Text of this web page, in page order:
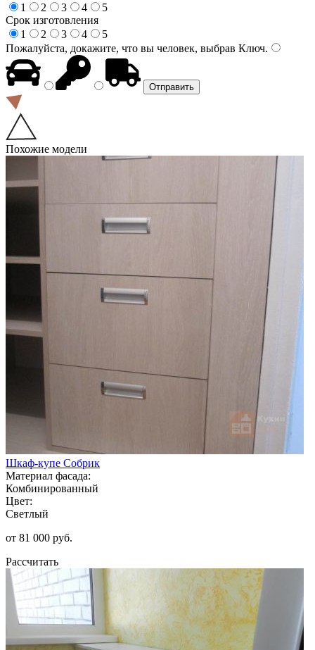
1
2 3 4
5
Срок изготовления
1
2 3 4
5
Пожалуйста, докажите, что вы человек, выбрав Ключ.
Похожие модели
Шкаф-купе Собрик
Материал фасада:
Комбинированный
Цвет:
Светлый
от 81 000 руб.
Рассчитать